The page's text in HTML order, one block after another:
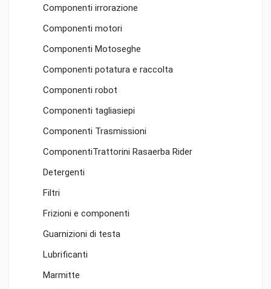
Componenti irrorazione
Componenti motori
Componenti Motoseghe
Componenti potatura e raccolta
Componenti robot
Componenti tagliasiepi
Componenti Trasmissioni
ComponentiTrattorini Rasaerba Rider
Detergenti
Filtri
Frizioni e componenti
Guarnizioni di testa
Lubrificanti
Marmitte